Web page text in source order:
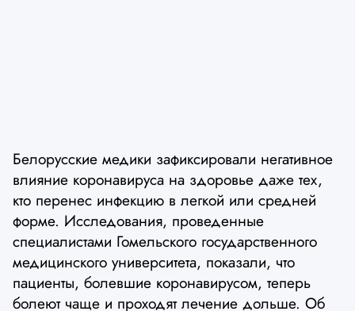
Белорусские медики зафиксировали негативное
влияние коронавируса на здоровье даже тех,
кто перенес инфекцию в легкой или средней
форме. Исследования, проведенные
специалистами Гомельского государственного
медицинского университета, показали, что
пациенты, болевшие коронавирусом, теперь
болеют чаще и проходят лечение дольше. Об